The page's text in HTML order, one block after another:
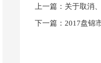
上一篇：关于取消
下一篇：2017盘锦